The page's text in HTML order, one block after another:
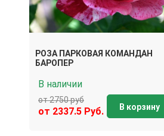
РОЗА ПАРКОВАЯ КОМАНДАН
БАРОПЕР
В наличии
от 2750 руб
от 2337.5 Руб. В корзину